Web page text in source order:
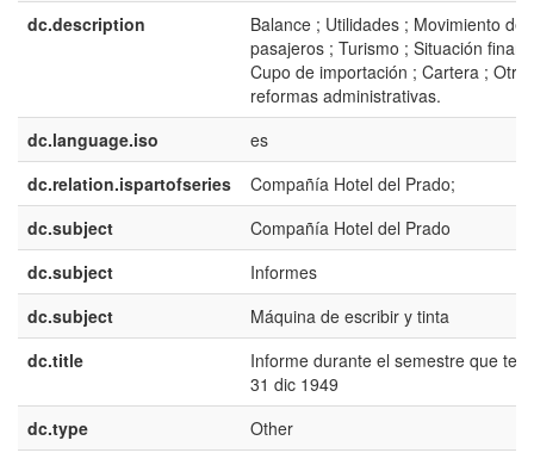
dc.description
Balance ; Utilidades ; Movimiento de
pasajeros ; Turismo ; Situación
Cupo de importación ; Cartera ; Otras
reformas administrativas.
dc.language.iso
es
dc.relation.ispartofseries
Compañía Hotel del Prado;
dc.subject
Compañía Hotel del Prado
dc.subject
Informes
dc.subject
Máquina de escribir y tinta
dc.title
Informe durante el semestre que
31 dic 1949
dc.type
Other